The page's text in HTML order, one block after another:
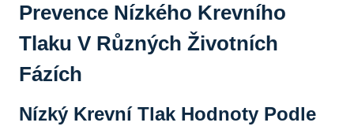
Prevence Nízkého Krevního
Tlaku V Různých Životních
Fázích
Nízký Krevní Tlak Hodnoty Podle